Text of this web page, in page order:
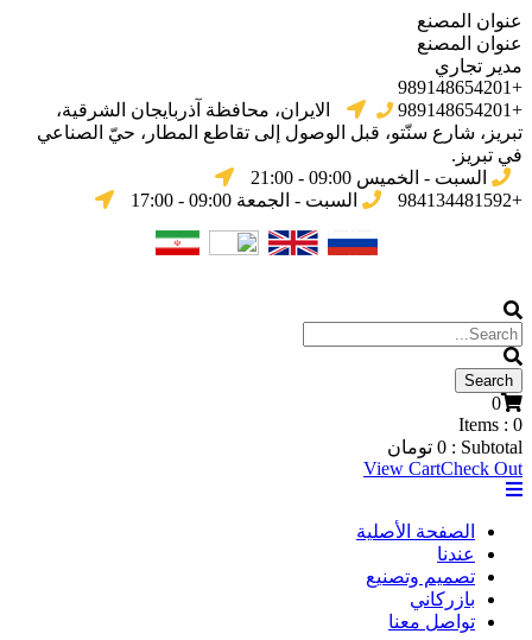
عنوان المصنع
عنوان المصنع
مدير تجاري
+989148654201
+989148654201
الایران، محافظة آذربایجان الشرقیة،
تبریز، شارع سنّتو، قبل الوصول إلى تقاطع المطار، حيّ الصناعي
في تبریز.
السبت - الخميس 09:00 - 21:00
+984134481592
السبت - الجمعة 09:00 - 17:00
0
Items : 0
Subtotal :
0 تومان
View CartCheck Out
الصفحة الأصلية
عندنا
تصميم وتصنيع
بازركاني
تواصل معنا